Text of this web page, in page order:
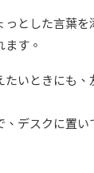
とした言葉
す。
いときにも、
デスクに置